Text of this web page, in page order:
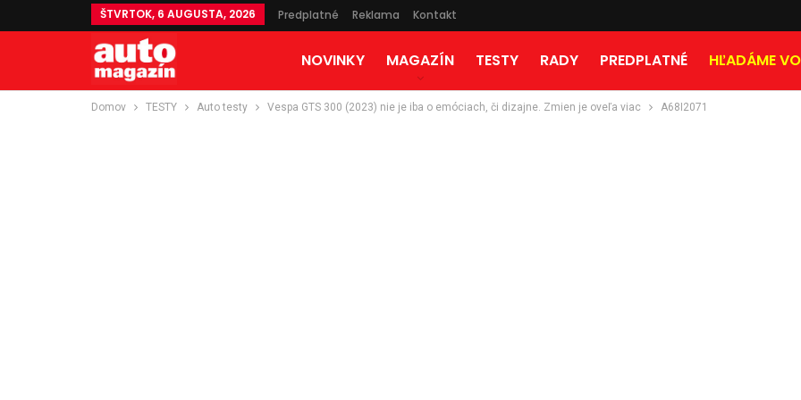
ŠTVRTOK, 6 AUGUSTA, 2026 Predplatné Reklama Kontakt
NOVINKY MAGAZÍN TESTY RADY PREDPLATNÉ HĽADÁME
Domov TESTY Auto testy Vespa GTS 300 (2023) nie je iba o emóciach, či dizajne. Zmien je oveľa viac A68I2071